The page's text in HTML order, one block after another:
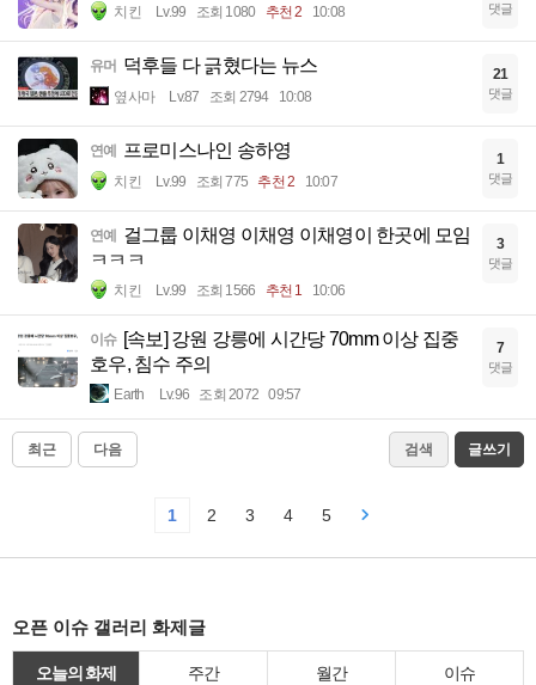
치킨 Lv.99 조회 1080 추천 2 10:08 댓글
유머 덕후들 다 긁혔다는 뉴스
옆사마 Lv.87 조회 2794 10:08
21
댓글
연예 프로미스나인 송하영
치킨 Lv.99 조회 775 추천 2 10:07
1
댓글
연예
걸그룹 이채영 이채영 이채영이 한곳에 모임
ㅋㅋㅋ
치킨 Lv.99 조회 1566 추천 1 10:06
3
댓글
이슈 [속보] 강원 강릉에 시간당 70mm 이상 집중
호우, 침수 주의
Earth Lv.96 조회 2072 09:57
7
댓글
최근 다음 검색 글쓰기
1 2 3 4 5
오픈 이슈 갤러리 화제글
오늘의 화제 주간 월간 이슈